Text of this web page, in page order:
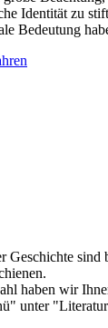
Identität zu
Bedeutung
Geschichte sind
haben wir
unter